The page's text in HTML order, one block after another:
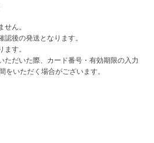
ん。
後の発送となります。
す。
だいた際、カード番号・有効期限の入力
をいただく場合がございます。